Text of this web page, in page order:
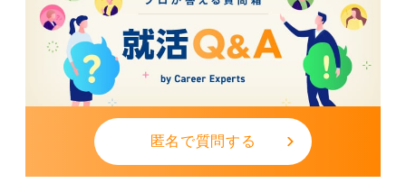
匿名で質問する